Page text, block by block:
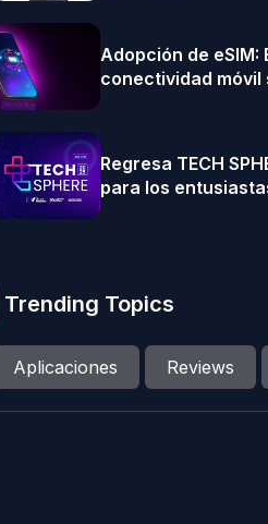
Adopción de eSIM:
conectividad móvil
Regresa TECH
para los
Trending Topics
Aplicaciones Reviews